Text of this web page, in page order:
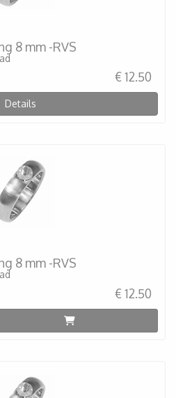
8 mm -RVS
€ 12.50
Details
8 mm -RVS
€ 12.50